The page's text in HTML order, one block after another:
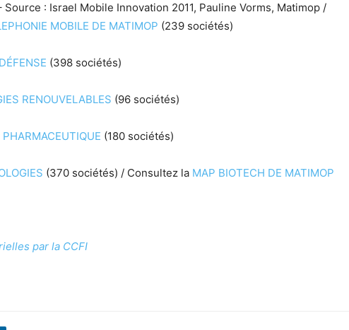
Source : Israel Mobile Innovation 2011, Pauline Vorms, Matimop /
MOBILE DE MATIMOP (239 sociétés)
(398 sociétés)
RENOUVELABLES (96 sociétés)
(180 sociétés)
(370 sociétés) / Consultez la MAP BIOTECH DE MATIMOP
par la CCFI